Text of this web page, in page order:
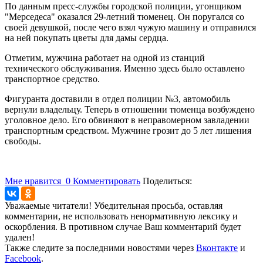
По данным пресс-службы городской полиции, угонщиком
"Мерседеса" оказался 29-летний тюменец. Он поругался со
своей девушкой, после чего взял чужую машину и отправился
на ней покупать цветы для дамы сердца.
Отметим, мужчина работает на одной из станций
технического обслуживания. Именно здесь было оставлено
транспортное средство.
Фигуранта доставили в отдел полиции №3, автомобиль
вернули владельцу. Теперь в отношении тюменца возбуждено
уголовное дело. Его обвиняют в неправомерном завладении
транспортным средством. Мужчине грозит до 5 лет лишения
свободы.
Мне нравится 0 Комментировать Поделиться:
Уважаемые читатели! Убедительная просьба, оставляя
комментарии, не использовать ненормативную лексику и
оскорбления. В противном случае Ваш комментарий будет
удален!
Также следите за последними новостями через Вконтакте и
Facebook.